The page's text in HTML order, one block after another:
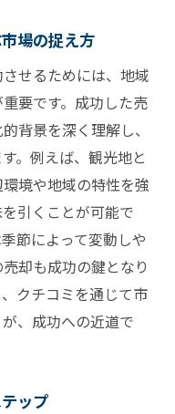
場の捉え方
せるためには、地域
要です。成功した売
背景を深く理解し、
。例えば、観光地と
境や地域の特性を強
引くことが可能で
節によって変動しや
却も成功の鍵となり
クチコミを通じて市
、成功への近道で
ップ